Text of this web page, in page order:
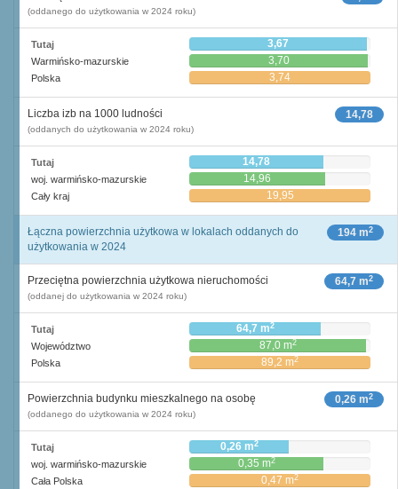
(oddanego do użytkowania w 2024 roku)
Tutaj 3,67
Warmińsko-mazurskie 3,70
Polska 3,74
14,78
Liczba izb na 1000 ludności
(oddanych do użytkowania w 2024 roku)
Tutaj 14,78
woj. warmińsko-mazurskie 14,96
Cały kraj 19,95
194 m2
Łączna powierzchnia użytkowa w lokalach oddanych do
użytkowania w 2024
64,7 m2
Przeciętna powierzchnia użytkowa nieruchomości
(oddanej do użytkowania w 2024 roku)
Tutaj 64,7 m2
Województwo 87,0 m2
Polska 89,2 m2
0,26 m2
Powierzchnia budynku mieszkalnego na osobę
(oddanego do użytkowania w 2024 roku)
Tutaj 0,26 m2
woj. warmińsko-mazurskie 0,35 m2
Cała Polska 0,47 m2